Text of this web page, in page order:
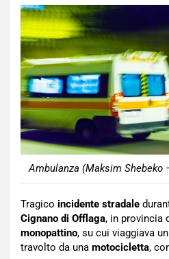
Ambulanza (Maksim Shebeko
Tragico incidente stradale
Cignano di Offlaga, in provincia
monopattino, su cui viaggiava un
travolto da una motocicletta,